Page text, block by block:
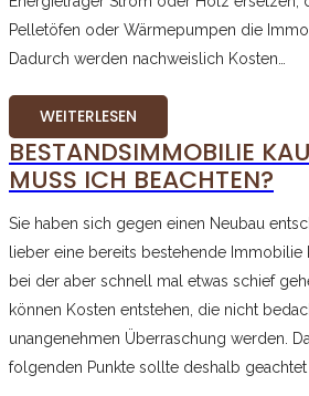
Pelletöfen oder Wärmepumpen die
Dadurch werden nachweislich Kosten…
WEITERLESEN
BESTANDSIMMOBILIE
MUSS ICH BEACHTEN?
Sie haben sich gegen einen Neubau
lieber eine bereits bestehende Immobilie
bei der aber schnell mal etwas schief
können Kosten entstehen, die nicht
unangenehmen Überraschung werden.
folgenden Punkte sollte deshalb geachtet